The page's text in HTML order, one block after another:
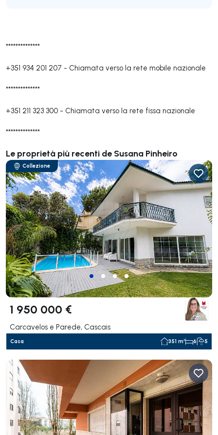
**************
+351 934 201 207 - Chiamata verso la rete mobile nazionale
**************
+351 211 323 300 - Chiamata verso la rete fissa nazionale
**************
Le proprietà più recenti de Susana Pinheiro
Collezione
1 950 000 €
Carcavelos e Parede, Cascais
Casa 351 m² 6 5